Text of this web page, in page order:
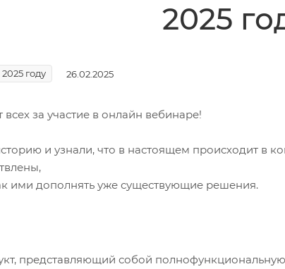
2025
году 26.02.2025
за участие в онлайн вебинаре!
и узнали, что в настоящем происходит в
ими дополнять уже существующие решения.
представляющий собой